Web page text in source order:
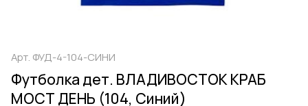
Арт. ФУД-4-104-СИНИ
Футболка дет. ВЛАДИВОСТОК КРАБ
МОСТ ДЕНЬ (104, Синий)